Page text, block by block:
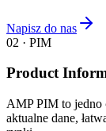
Napisz do nas
02 · PIM
Product
AMP PIM to jedno
aktualne dane,